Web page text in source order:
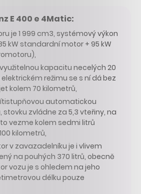
E 400 e 4Matic:
je 1 999 cm3, systémový výkon
kW standardní motor + 95 kW
kapacitu necelých 20
režimu se s ní dá bez
kolem 70 kilometrů,
automatickou
stovku zvládne za 5,3 vteřiny, na
vezme kolem sedmi litrů
kilometrů,
v zavazadelníku je i vlivem
na pouhých 370 litrů, obecně
vozu je s ohledem na jeho
délku pouze